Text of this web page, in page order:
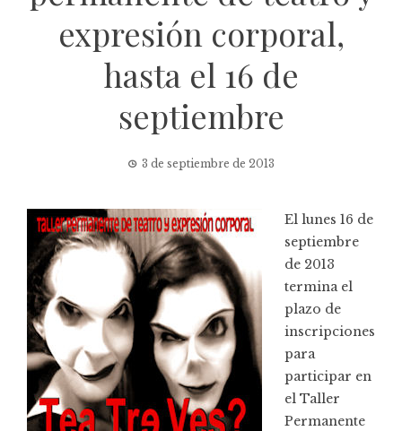
expresión corporal,
hasta el 16 de
septiembre
3 de septiembre de 2013
El lunes 16 de
septiembre
de 2013
termina el
plazo de
inscripciones
para
participar en
el Taller
Permanente